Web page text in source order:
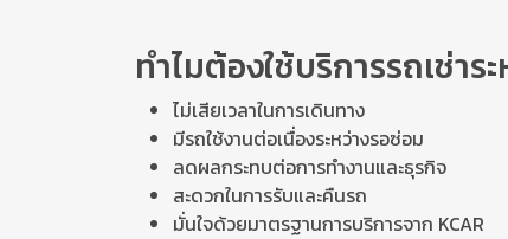
ทำไมต้องใช้บริการรถเช่าร
ไม่เสียเวลาในการเดินทาง
มีรถใช้งานต่อเนื่องระหว่างรอซ่อม
ลดผลกระทบต่อการทำงานและธุรกิจ
สะดวกในการรับและคืนรถ
มั่นใจด้วยมาตรฐานการบริการจาก KCAR